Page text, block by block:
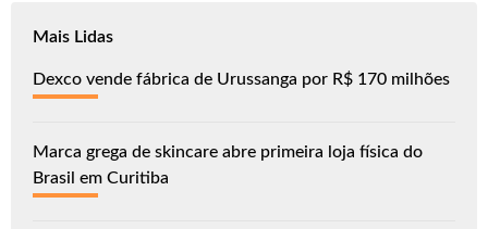
Mais Lidas
Dexco vende fábrica de Urussanga por R$ 170 milhões
Marca grega de skincare abre primeira loja física do
Brasil em Curitiba